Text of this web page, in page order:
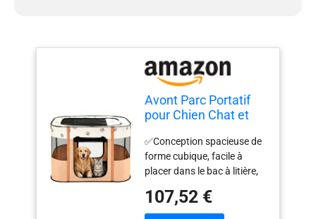
Avont Parc Portatif
pour Chien Chat et
Enclos Pliable à
Animal de
Compagnie en Tissu
Oxford Souple à la
Maison et à Plein Air -
✅Conception spacieuse de
forme cubique, facile à
placer dans le bac à litière,
nourriture ✅Robuste et
durable, fabriqué en tissu
107,52 €